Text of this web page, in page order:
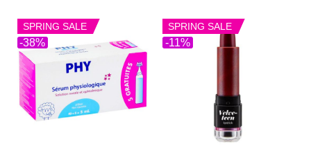
-38%
SPRING SALE
-11%
SPRING SALE